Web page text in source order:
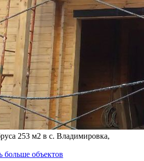
253 м2 в с. Владимировка,
больше объектов